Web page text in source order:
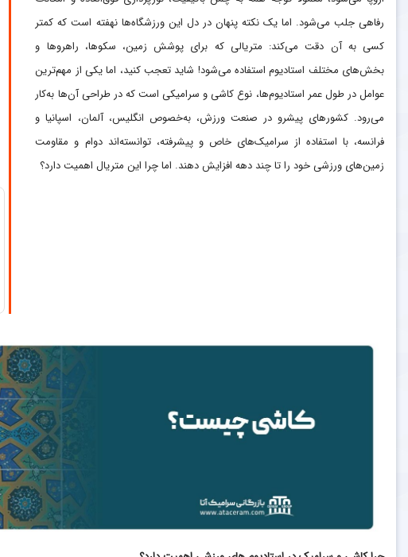
رفاهی جلب می‌شود. اما یک نکته پنهان در دل این ورزشگاه‌ها نهفته است که کمتر
کسی به آن دقت می‌کند: متریالی که برای پوشش زمین، سکوها، راهروها و
بخش‌های مختلف استادیوم استفاده می‌شود! شاید تعجب کنید، اما یکی از مهم‌ترین
عوامل در طول عمر استادیوم‌ها، نوع کاشی و سرامیکی است که در طراحی آن‌ها به‌کار
می‌رود. کشورهای پیشرو در صنعت ورزش، به‌خصوص انگلیس، آلمان، اسپانیا و
فرانسه، با استفاده از سرامیک‌های خاص و پیشرفته، توانسته‌اند دوام و مقاومت
زمین‌های ورزشی خود را تا چند دهه افزایش دهند. اما چرا این متریال اهمیت دارد؟